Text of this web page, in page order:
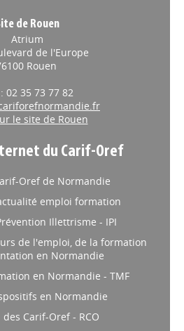
de Rouen
Atrium
de l'Europe
Rouen
02 35 73 77 82
le site de Rouen
du Carif-Oref
Oref de Normandie
emploi formation
Illettrisme - IPI
de l'emploi, de la formation
en Normandie
en Normandie - TMF
en Normandie
des Carif-Oref - RCO